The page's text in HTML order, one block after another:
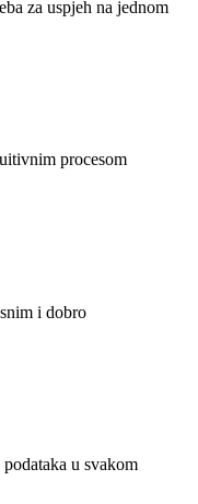
za uspjeh na jednom
procesom
i dobro
u svakom